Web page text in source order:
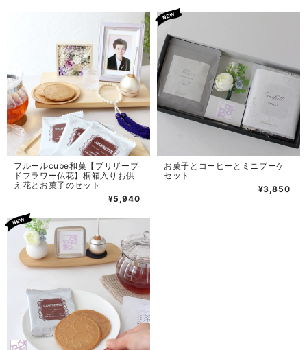
フルールcube和菓【プリザーブ
ドフラワー仏花】桐箱入りお供
え花とお菓子のセット
¥5,940
お菓子とコーヒーとミニブーケ
セット
¥3,850